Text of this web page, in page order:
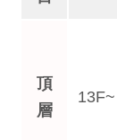
頂
層
13F~